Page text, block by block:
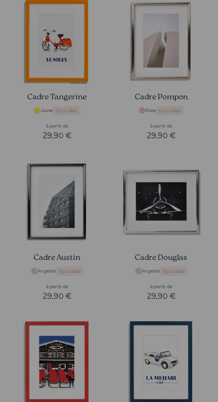
Cadre Tangerine
Jaune Exclu Web
à partir de
29,90 €
Cadre Pompon
Rose Exclu Web
à partir de
29,90 €
Cadre Austin
Argenté Exclu Web
à partir de
29,90 €
Cadre Douglas
Argenté Exclu Web
à partir de
29,90 €